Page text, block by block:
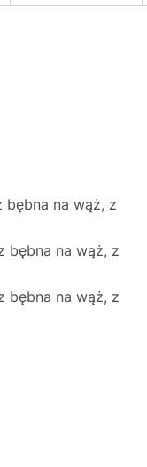
bębna na wąż, z
bębna na wąż, z
bębna na wąż, z